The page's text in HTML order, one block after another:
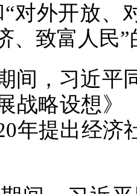
对外开放、
、致富人民
间，习近平
战略设想》
年提出经济